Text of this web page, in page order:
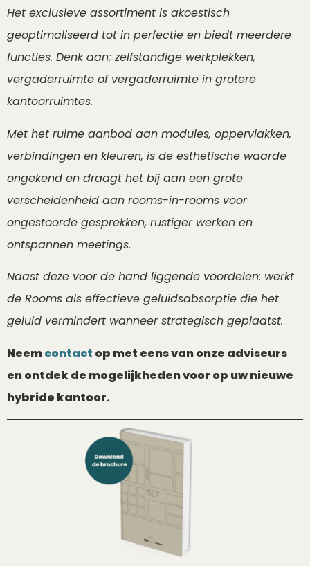
Het exclusieve assortiment is akoestisch
geoptimaliseerd tot in perfectie en biedt meerdere
functies. Denk aan; zelfstandige werkplekken,
vergaderruimte of vergaderruimte in grotere
kantoorruimtes.
Met het ruime aanbod aan modules, oppervlakken,
verbindingen en kleuren, is de esthetische waarde
ongekend en draagt ​​het bij aan een grote
verscheidenheid aan rooms-in-rooms voor
ongestoorde gesprekken, rustiger werken en
ontspannen meetings.
Naast deze voor de hand liggende voordelen: werkt
de Rooms als effectieve geluidsabsorptie die het
geluid vermindert wanneer strategisch geplaatst.
Neemcontact op met eens van onze adviseurs
en ontdek de mogelijkheden voor op uw nieuwe
hybride kantoor.